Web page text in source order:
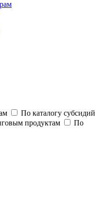
По каталогу субсидий
продуктам
По